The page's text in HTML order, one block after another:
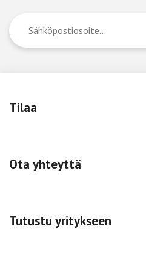
Tilaa
Ota yhteyttä
Tutustu yritykseen